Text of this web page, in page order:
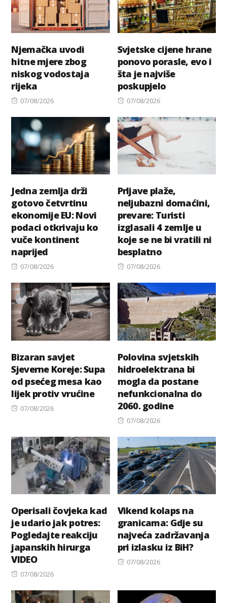
Njemačka uvodi
hitne mjere zbog
niskog vodostaja
rijeka
Posted
07/08/2026
Svjetske cijene hrane
ponovo porasle, evo i
šta je najviše
poskupjelo
Posted
07/08/2026
Jedna zemlja drži
gotovo četvrtinu
ekonomije EU: Novi
podaci otkrivaju ko
vuče kontinent
naprijed
Posted
07/08/2026
Prljave plaže,
neljubazni domaćini,
prevare: Turisti
izglasali 4 zemlje u
koje se ne bi vratili ni
besplatno
Posted
07/08/2026
Bizaran savjet
Sjeverne Koreje: Supa
od psećeg mesa kao
lijek protiv vrućine
Posted
07/08/2026
Polovina svjetskih
hidroelektrana bi
mogla da postane
nefunkcionalna do
2060. godine
Posted
07/08/2026
Operisali čovjeka kad
je udario jak potres:
Pogledajte reakciju
japanskih hirurga
VIDEO
Posted
07/08/2026
Vikend kolaps na
granicama: Gdje su
najveća zadržavanja
pri izlasku iz BiH?
Posted
07/08/2026